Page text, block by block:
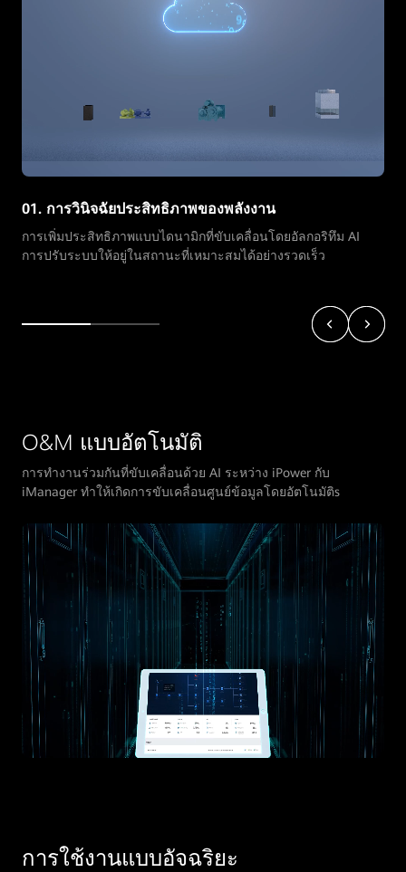
01. การวินิจฉัยประสิทธิภาพของพลังงาน
การเพิ่มประสิทธิภาพแบบไดนามิกที่ขับเคลื่อนโดยอัลกอริทึม AI
การปรับระบบให้อยู่ในสถานะที่เหมาะสมได้อย่างรวดเร็ว
O&M แบบอัตโนมัติ
การทํางานร่วมกันที่ขับเคลื่อนด้วย AI ระหว่าง iPower กับ
iManager ทําให้เกิดการขับเคลื่อนศูนย์ข้อมูลโดยอัตโนมัติs
การใช้งานแบบอัจฉริยะ